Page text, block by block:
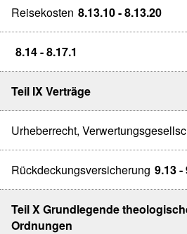
Reisekosten 8.13.10 - 8.13.20
8.14 - 8.17.1
Teil IX Verträge
Urheberrecht,
Rückdeckungsversicherung 9.13 -
Teil X Grundlegende
Ordnungen